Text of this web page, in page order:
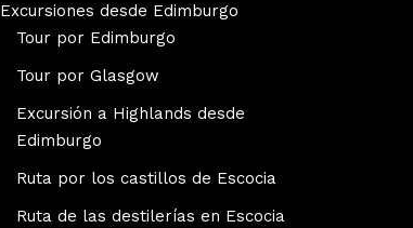
Excursiones desde Edimburgo
Tour por Edimburgo
Tour por Glasgow
Excursión a Highlands desde
Edimburgo
Ruta por los castillos de Escocia
Ruta de las destilerías en Escocia